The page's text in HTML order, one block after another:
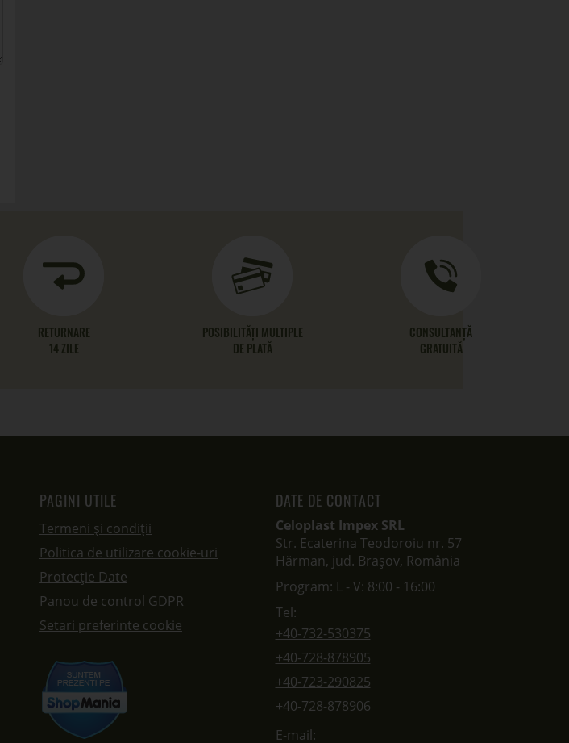
RETURNARE
14 ZILE
POSIBILITĂȚI MULTIPLE
DE PLATĂ
CONSULTANȚĂ
GRATUITĂ
PAGINI UTILE
Termeni și condiții
Politica de utilizare cookie-uri
Protecție Date
Panou de control GDPR
Setari preferinte cookie
DATE DE CONTACT
Celoplast Impex SRL
Str. Ecaterina Teodoroiu nr. 57
Hărman, jud. Brașov, România
Program: L - V: 8:00 - 16:00
Tel:
+40-732-530375
+40-728-878905
+40-723-290825
+40-728-878906
E-mail: